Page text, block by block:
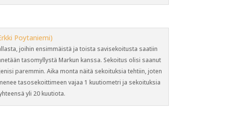
joihin ensimmäistä ja toista savisekoitusta saatiin
tasomyllystä Markun kanssa. Sekoitus olisi saanut
paremmin. Aika monta näitä sekoituksia tehtiin, joten
tasosekoittimeen vajaa 1 kuutiometri ja sekoituksia
yli 20 kuutiota.